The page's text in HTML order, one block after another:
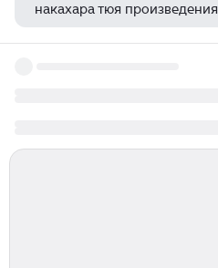
накахара тюя произведения